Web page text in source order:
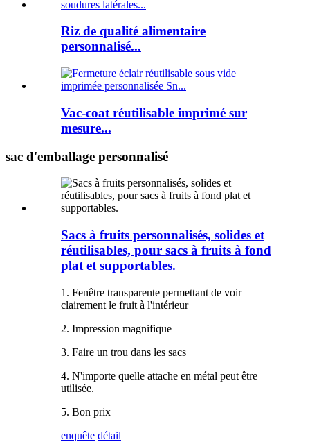
Riz de qualité alimentaire
personnalisé...
Vac-coat réutilisable imprimé sur
mesure...
sac d'emballage personnalisé
Sacs à fruits personnalisés, solides et
réutilisables, pour sacs à fruits à fond
plat et supportables.
1. Fenêtre transparente permettant de voir
clairement le fruit à l'intérieur
2. Impression magnifique
3. Faire un trou dans les sacs
4. N'importe quelle attache en métal peut être
utilisée.
5. Bon prix
enquête détail